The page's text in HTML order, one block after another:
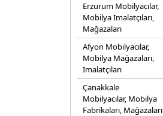
Erzurum Mobilyacılar,
Mobilya İmalatçıları,
Mağazaları
Afyon Mobilyacılar,
Mobilya Mağazaları,
İmalatçıları
Çanakkale
Mobilyacılar, Mobilya
Fabrikaları, Mağazaları